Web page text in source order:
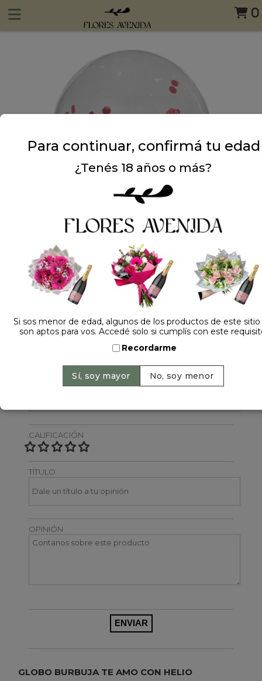
0
Dejá tu opinión
NOMBRE
CALIFICACIÓN
TÍTULO
OPINIÓN
GLOBO BURBUJA TE AMO CON HELIO
Para continuar, confirmá tu edad
¿Tenés 18 años o más?
Si sos menor de edad, algunos de los productos de este
son aptos para vos. Accedé solo si cumplís con este
Recordarme